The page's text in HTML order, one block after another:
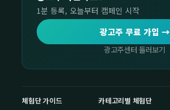
1분 등록, 오늘부터 캠페인 시작
광고주 무료 가입 →
광고주센터 둘러보기
체험단 가이드
카테고리별 체험단